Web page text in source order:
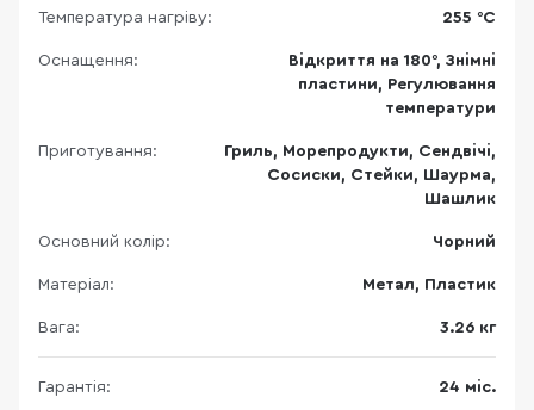
Температура нагріву: 255 °С
Оснащення:
Відкриття на 180°, Знімні
пластини, Регулювання
температури
Приготування:
Гриль, Морепродукти, Сендвічі,
Сосиски, Стейки, Шаурма,
Шашлик
Основний колір: Чорний
Матеріал: Метал, Пластик
Вага: 3.26 кг
Гарантія: 24 міс.